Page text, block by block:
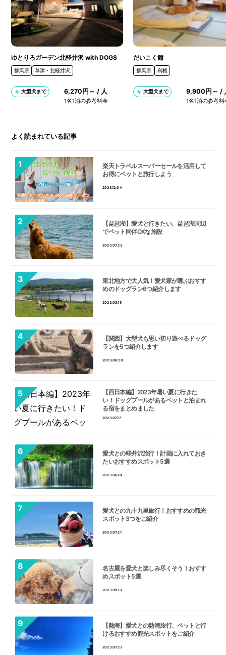
ゆとりろガーデン北軽井沢 with DOGS
群馬県 草津・北軽井沢
大型犬まで 6,270円～ / 人
1名1泊の参考料金
だいこく館
群馬県 利根
大型犬まで 9,900円～ /
1名1泊の参考料
よく読まれている記事
楽天トラベルスーパーセールを活用して
お得にペットと旅行しよう
2023.12.04
【琵琶湖】愛犬と行きたい、琵琶湖周辺
でペット同伴OKな施設
2023.07.23
東北地方で大人気！愛犬家が選ぶおすす
めのドッグラン6つ紹介します
2023.08.15
【関西】大型犬も思い切り遊べるドッグ
ランを5つ紹介します
2023.08.20
【西日本編】2023年暑い夏に行きた
い！ドッグプールがあるペットと泊まれ
る宿をまとめました
2023.07.17
愛犬との軽井沢旅行！計画に入れておき
たいおすすめスポット5選
2023.06.10
愛犬との九十九里旅行！おすすめの観光
スポット3つをご紹介
2023.07.21
名古屋を愛犬と楽しみ尽くそう！おすす
めスポット5選
2023.09.13
【熱海】愛犬との熱海旅行、ペットと行
けるおすすめ観光スポットをご紹介
2023.07.23